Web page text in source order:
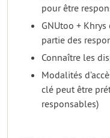
pour être
GNUtoo +
partie des
Connaître les
Modalités
clé peut être
responsables)